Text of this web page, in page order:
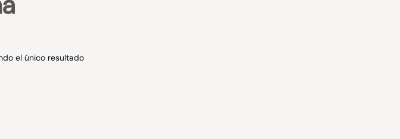
el único resultado